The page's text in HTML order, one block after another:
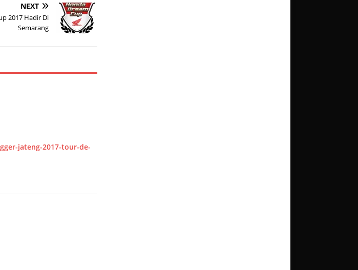
NEXT
2017 Hadir Di
Semarang
jateng-2017-tour-de-